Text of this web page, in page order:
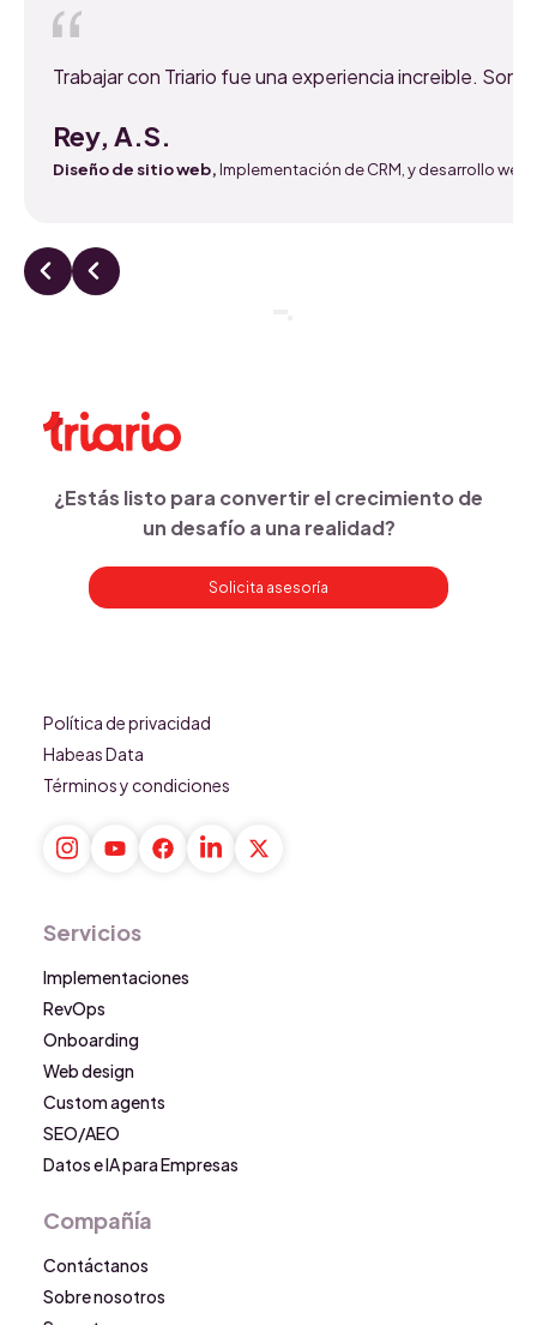
Trabajar con Triario fue una experiencia increible.
Rey, A.S.
Diseño de sitio web,Implementación de CRM, y desarrollo web.
¿Estás listo para convertir el crecimiento de
un desafío a una realidad?
Solicita asesoría
Política de privacidad
Habeas Data
Términos y condiciones
Servicios
Implementaciones
RevOps
Onboarding
Web design
Custom agents
SEO/AEO
Datos e IA para Empresas
Compañía
Contáctanos
Sobre nosotros